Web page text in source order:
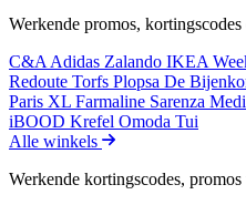
Werkende promos,
C&A Adidas Zalando IKEA
Redoute Torfs Plopsa De
Paris XL Farmaline Sarenza
iBOOD Krefel Omoda Tui
Alle winkels
Werkende kortingscodes,